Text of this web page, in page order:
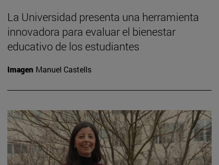
La Universidad presenta una herramienta
innovadora para evaluar el bienestar
educativo de los estudiantes
Imagen Manuel Castells